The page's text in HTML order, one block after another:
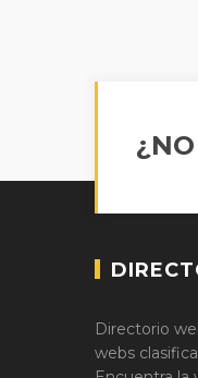
Directorio
webs